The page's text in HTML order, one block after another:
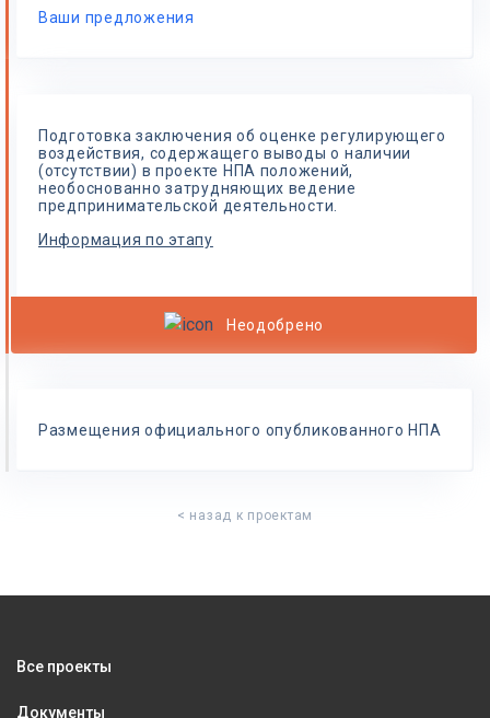
Ваши предложения
Подготовка заключения об оценке регулирующего
воздействия, содержащего выводы о наличии
(отсутствии) в проекте НПА положений,
необоснованно затрудняющих ведение
предпринимательской деятельности.
Информация по этапу
Неодобрено
Размещения официального опубликованного НПА
< назад к проектам
Все проекты
Документы